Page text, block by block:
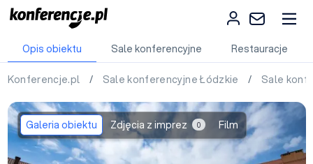
Opis obiektu Sale konferencyjne Restauracje
Konferencje.pl / Sale konferencyjne Łódzkie / Sale
Galeria obiektu Zdjęcia z imprez 0 Film